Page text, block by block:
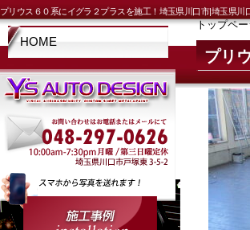
プリウス６０系にイグラ２プラスを施工！埼玉県川口市|埼玉県
トップペ
プリ
HOME